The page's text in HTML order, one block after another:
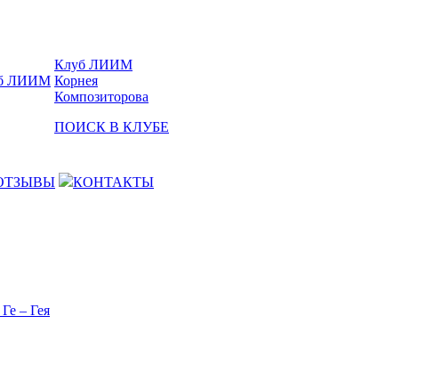
Клуб ЛИИМ
Корнея
Композиторова
ПОИСК В КЛУБЕ
КОНТАКТЫ
– Гея